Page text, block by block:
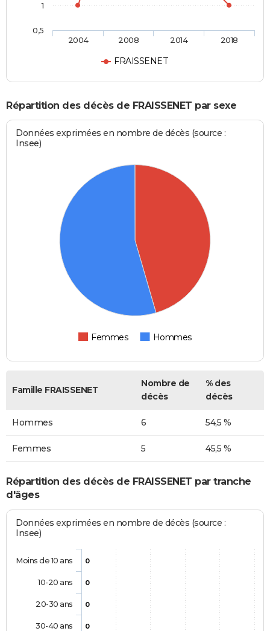
FRAISSENET
2004 2008 2014 2018
0,5
1
Répartition des décès de FRAISSENET par sexe
Données exprimées en nombre de décès (source :
Insee)
Femmes Hommes
Famille FRAISSENET
Nombre de
décès
% des
décès
Hommes 6 54,5 %
Femmes 5 45,5 %
Répartition des décès de FRAISSENET par tranche
d'âges
Données exprimées en nombre de décès (source :
Insee)
0
0
0
0
Moins de 10 ans
10-20 ans
20-30 ans
30-40 ans